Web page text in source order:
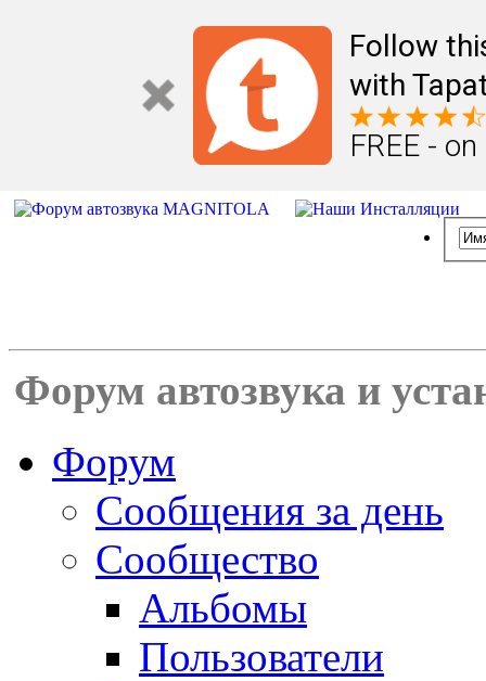
Follow
with
FREE -
Форум автозвука и
Форум
Сообщения за день
Сообщество
Альбомы
Пользователи